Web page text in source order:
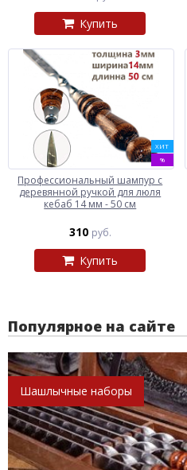
Купить
ХИТ
%
Профессиональный шампур с
деревянной ручкой для люля
кебаб 14 мм - 50 см
310 руб.
Купить
Популярное на сайте
Шашлычные наборы